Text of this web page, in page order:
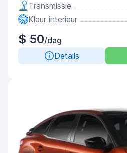
Transmissie
Kleur interieur
$ 50/dag
Details